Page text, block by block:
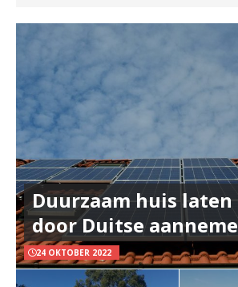
Duurzaam huis
door Duitse
24 OKTOBER 2022